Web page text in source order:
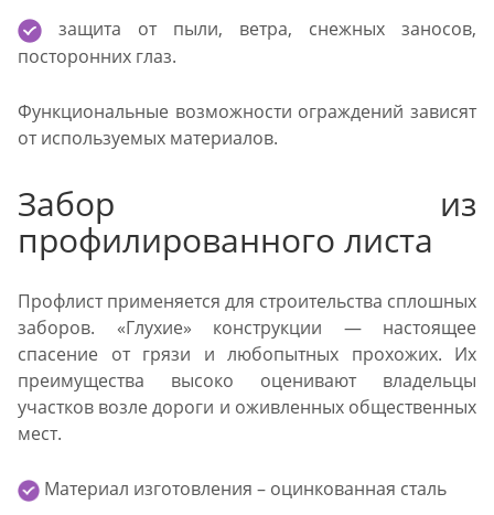
защита от пыли, ветра, снежных заносов,
посторонних глаз.
Функциональные возможности ограждений зависят
от используемых материалов.
Забор из
профилированного листа
Профлист применяется для строительства сплошных
заборов. «Глухие» конструкции — настоящее
спасение от грязи и любопытных прохожих. Их
преимущества высоко оценивают владельцы
участков возле дороги и оживленных общественных
мест.
Материал изготовления – оцинкованная сталь